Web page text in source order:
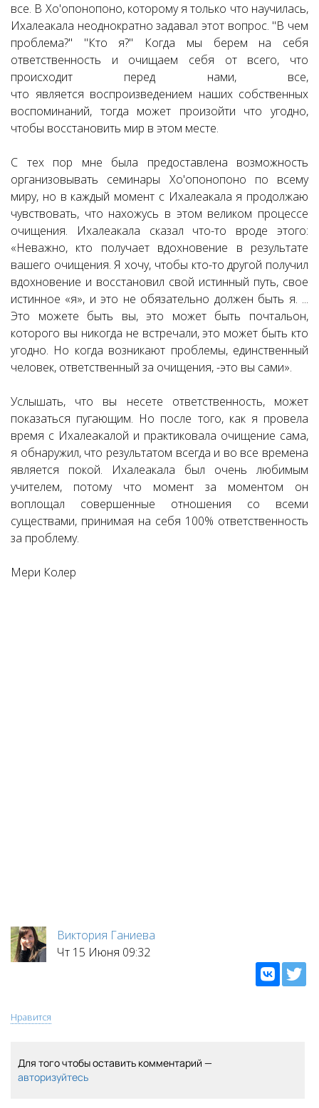
все. В Хо'опонопоно, которому я только что научилась,
Ихалеакала неоднократно задавал этот вопрос. "В чем
проблема?" "Кто я?" Когда мы берем на себя
ответственность и очищаем себя от всего, что
происходит перед нами, все,
что является воспроизведением наших собственных
воспоминаний, тогда может произойти что угодно,
чтобы восстановить мир в этом месте.
С тех пор мне была предоставлена возможность
организовывать семинары Хо'опонопоно по всему
миру, но в каждый момент с Ихалеакала я продолжаю
чувствовать, что нахожусь в этом великом процессе
очищения. Ихалеакала сказал что-то вроде этого:
«Неважно, кто получает вдохновение в результате
вашего очищения. Я хочу, чтобы кто-то другой получил
вдохновение и восстановил свой истинный путь, свое
истинное «я», и это не обязательно должен быть я. ...
Это можете быть вы, это может быть почтальон,
которого вы никогда не встречали, это может быть кто
угодно. Но когда возникают проблемы, единственный
человек, ответственный за очищения, -это вы сами».
Услышать, что вы несете ответственность, может
показаться пугающим. Но после того, как я провела
время с Ихалеакалой и практиковала очищение сама,
я обнаружил, что результатом всегда и во все времена
является покой. Ихалеакала был очень любимым
учителем, потому что момент за моментом он
воплощал совершенные отношения со всеми
существами, принимая на себя 100% ответственность
за проблему.
Мери Колер
Виктория Ганиева
Чт 15 Июня 09:32
Нравится
Для того чтобы оставить комментарий —
авторизуйтесь